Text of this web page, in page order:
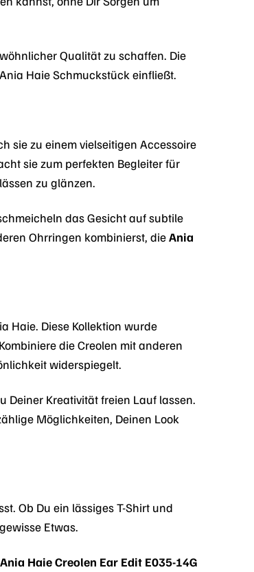
Qualität zu schaffen. Die
Haie Schmuckstück einfließt.
sie zu einem vielseitigen Accessoire
sie zum perfekten Begleiter für
zu glänzen.
das Gesicht auf subtile
Ohrringen kombinierst, dieAnia
Haie. Diese Kollektion wurde
die Creolen mit anderen
widerspiegelt.
Deiner Kreativität freien Lauf lassen.
Möglichkeiten, Deinen Look
Ob Du ein lässiges T-Shirt und
Etwas.
Ania Haie Creolen Ear Edit E035-14G